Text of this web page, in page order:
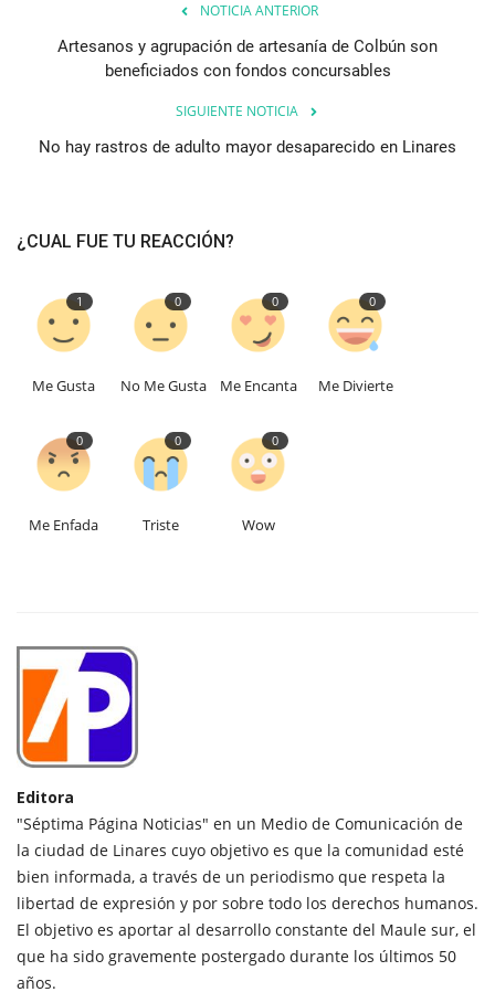
NOTICIA ANTERIOR
Artesanos y agrupación de artesanía de Colbún son
beneficiados con fondos concursables
SIGUIENTE NOTICIA
No hay rastros de adulto mayor desaparecido en Linares
¿CUAL FUE TU REACCIÓN?
1
Me Gusta
0
No Me Gusta
0
Me Encanta
0
Me Divierte
0
Me Enfada
0
Triste
0
Wow
Editora
"Séptima Página Noticias" en un Medio de Comunicación de
la ciudad de Linares cuyo objetivo es que la comunidad esté
bien informada, a través de un periodismo que respeta la
libertad de expresión y por sobre todo los derechos humanos.
El objetivo es aportar al desarrollo constante del Maule sur, el
que ha sido gravemente postergado durante los últimos 50
años.